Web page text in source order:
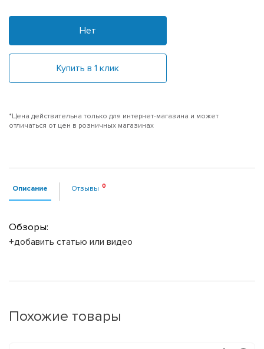
Нет
Купить в 1 клик
*Цена действительна только для интернет-магазина и может
отличаться от цен в розничных магазинах
Описание Отзывы
Обзоры:
+добавить статью или видео
Похожие товары